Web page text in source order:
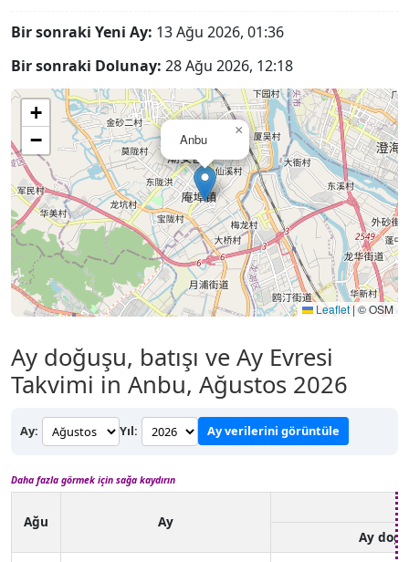
Bir sonraki Yeni Ay: 13 Ağu 2026, 01:36
Bir sonraki Dolunay: 28 Ağu 2026, 12:18
Anbu
×
+
−
Leaflet| © OSM
Ay doğuşu, batışı ve Ay Evresi
Takvimi in Anbu, Ağustos 2026
Ay: Yıl: Ay verilerini görüntüle
Daha fazla görmek için sağa kaydırın
Ağu
Ay
Ay